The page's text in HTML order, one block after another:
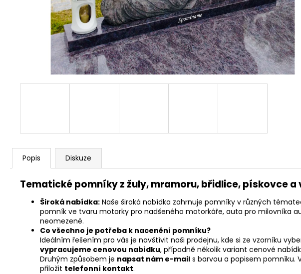
Popis Diskuze
Tematické pomníky z žuly, mramoru, břidlice, pískovce a
Široká nabídka: Naše široká nabídka zahrnuje pomníky v různých
pomník ve tvaru motorky pro nadšeného motorkáře, auta pro milovníka
neomezené.
Co všechno je potřeba k nacenění pomníku?
Ideálním řešením pro vás je navštívit naši prodejnu, kde si ze vzorníku
vypracujeme cenovou nabídku, případně několik variant cenové
Druhým způsobem je napsat nám e-mail s barvou a popisem pomníku.
přiložit telefonní kontakt.